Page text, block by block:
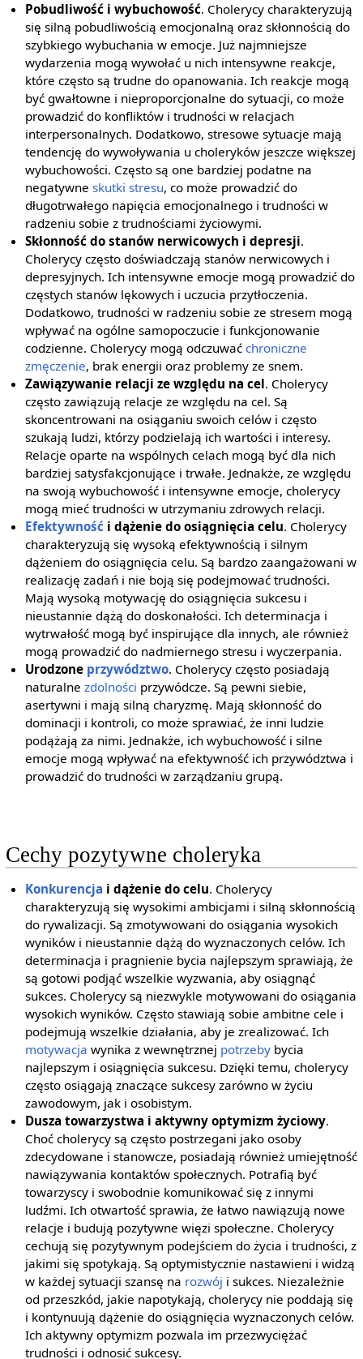
Pobudliwość i wybuchowość. Cholerycy charakteryzują
się silną pobudliwością emocjonalną oraz skłonnością do
szybkiego wybuchania w emocje. Już najmniejsze
wydarzenia mogą wywołać u nich intensywne reakcje,
które często są trudne do opanowania. Ich reakcje mogą
być gwałtowne i nieproporcjonalne do sytuacji, co może
prowadzić do konfliktów i trudności w relacjach
interpersonalnych. Dodatkowo, stresowe sytuacje mają
tendencję do wywoływania u choleryków jeszcze większej
wybuchowości. Często są one bardziej podatne na
negatywneskutki stresu, co może prowadzić do
długotrwałego napięcia emocjonalnego i trudności w
radzeniu sobie z trudnościami życiowymi.
Skłonność do stanów nerwicowych i depresji.
Cholerycy często doświadczają stanów nerwicowych i
depresyjnych. Ich intensywne emocje mogą prowadzić do
częstych stanów lękowych i uczucia przytłoczenia.
Dodatkowo, trudności w radzeniu sobie ze stresem mogą
wpływać na ogólne samopoczucie i funkcjonowanie
codzienne. Cholerycy mogą odczuwaćchroniczne
zmęczenie, brak energii oraz problemy ze snem.
Zawiązywanie relacji ze względu na cel. Cholerycy
często zawiązują relacje ze względu na cel. Są
skoncentrowani na osiąganiu swoich celów i często
szukają ludzi, którzy podzielają ich wartości i interesy.
Relacje oparte na wspólnych celach mogą być dla nich
bardziej satysfakcjonujące i trwałe. Jednakże, ze względu
na swoją wybuchowość i intensywne emocje, cholerycy
mogą mieć trudności w utrzymaniu zdrowych relacji.
Efektywność i dążenie do osiągnięcia celu. Cholerycy
charakteryzują się wysoką efektywnością i silnym
dążeniem do osiągnięcia celu. Są bardzo zaangażowani w
realizację zadań i nie boją się podejmować trudności.
Mają wysoką motywację do osiągnięcia sukcesu i
nieustannie dążą do doskonałości. Ich determinacja i
wytrwałość mogą być inspirujące dla innych, ale również
mogą prowadzić do nadmiernego stresu i wyczerpania.
Urodzone przywództwo. Cholerycy często posiadają
naturalnezdolności przywódcze. Są pewni siebie,
asertywni i mają silną charyzmę. Mają skłonność do
dominacji i kontroli, co może sprawiać, że inni ludzie
podążają za nimi. Jednakże, ich wybuchowość i silne
emocje mogą wpływać na efektywność ich przywództwa i
prowadzić do trudności w zarządzaniu grupą.
Cechy pozytywne choleryka
Konkurencja i dążenie do celu. Cholerycy
charakteryzują się wysokimi ambicjami i silną skłonnością
do rywalizacji. Są zmotywowani do osiągania wysokich
wyników i nieustannie dążą do wyznaczonych celów. Ich
determinacja i pragnienie bycia najlepszym sprawiają, że
są gotowi podjąć wszelkie wyzwania, aby osiągnąć
sukces. Cholerycy są niezwykle motywowani do osiągania
wysokich wyników. Często stawiają sobie ambitne cele i
podejmują wszelkie działania, aby je zrealizować. Ich
motywacja wynika z wewnętrznej potrzeby bycia
najlepszym i osiągnięcia sukcesu. Dzięki temu, cholerycy
często osiągają znaczące sukcesy zarówno w życiu
zawodowym, jak i osobistym.
Dusza towarzystwa i aktywny optymizm życiowy.
Choć cholerycy są często postrzegani jako osoby
zdecydowane i stanowcze, posiadają również umiejętność
nawiązywania kontaktów społecznych. Potrafią być
towarzyscy i swobodnie komunikować się z innymi
ludźmi. Ich otwartość sprawia, że łatwo nawiązują nowe
relacje i budują pozytywne więzi społeczne. Cholerycy
cechują się pozytywnym podejściem do życia i trudności, z
jakimi się spotykają. Są optymistycznie nastawieni i widzą
w każdej sytuacji szansę na rozwój i sukces. Niezależnie
od przeszkód, jakie napotykają, cholerycy nie poddają się
i kontynuują dążenie do osiągnięcia wyznaczonych celów.
Ich aktywny optymizm pozwala im przezwyciężać
trudności i odnosić sukcesy.